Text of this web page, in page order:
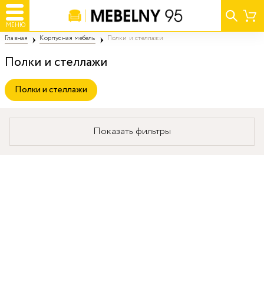
МЕНЮ
Главная Корпусная мебель Полки и стеллажи
Полки и стеллажи
Полки и стеллажи
Показать фильтры